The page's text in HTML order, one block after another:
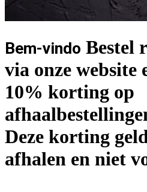
Bem-vindo Bestel
via onze website
10% korting op
Deze korting
afhalen en niet